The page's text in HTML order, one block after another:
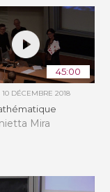
45:00
10 DÉCEMBRE 2018
Mira